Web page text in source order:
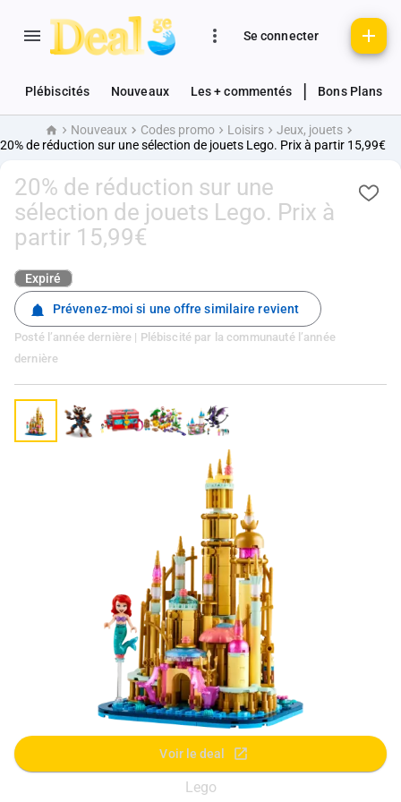
Se connecter
Plébiscités Nouveaux Les + commentés Bons Plans
AccueilNouveaux Codes promo Loisirs
Jeux, jouets
20% de réduction sur une sélection de jouets Lego. Prix à partir 15,99€
20% de réduction sur une
sélection de jouets Lego. Prix à
partir 15,99€
Expiré
Prévenez-moi si une offre similaire revient
Posté l’année dernière | Plébiscité par la communauté l’année
dernière
Voir le deal
Lego